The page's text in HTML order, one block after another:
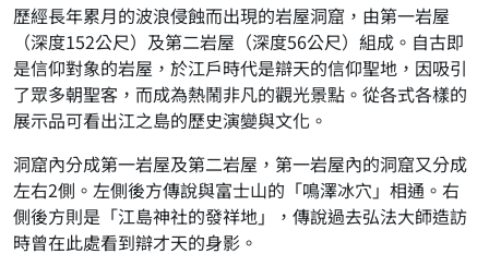
歷經長年累月的波浪侵蝕而出現的岩屋洞窟，由第一岩屋
（深度152公尺）及第二岩屋（深度56公尺）組成。自古即
是信仰對象的岩屋，於江戶時代是辯天的信仰聖地，因吸引
了眾多朝聖客，而成為熱鬧非凡的觀光景點。從各式各樣的
展示品可看出江之島的歷史演變與文化。
洞窟內分成第一岩屋及第二岩屋，第一岩屋內的洞窟又分成
左右2側。左側後方傳說與富士山的「鳴澤冰穴」相通。右
側後方則是「江島神社的發祥地」，傳說過去弘法大師造訪
時曾在此處看到辯才天的身影。